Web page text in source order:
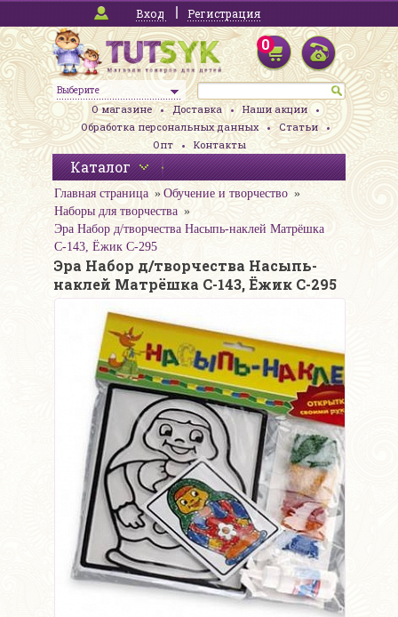
Вход Регистрация
Выберите
0
О магазине Доставка
Наши акции
Обработка персональных данных
Статьи
Опт
Контакты
Каталог
Главная страница
Обучение и творчество
Наборы для творчества
Эра Набор д/творчества Насыпь-наклей Матрёшка
С-143, Ёжик С-295
Эра Набор д/творчества Насыпь-
наклей Матрёшка С-143, Ёжик С-295